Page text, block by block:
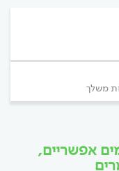
משלך
אפשריים,